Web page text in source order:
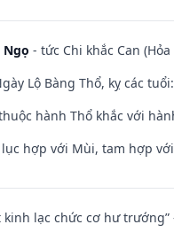
Ngọ - tức Chi khắc Can
Lộ Bàng Thổ, kỵ các
hành Thổ khắc với
hợp với Mùi, tam hợp
kinh lạc chức cơ hư